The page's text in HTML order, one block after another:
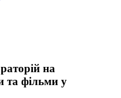
на
та фільми у